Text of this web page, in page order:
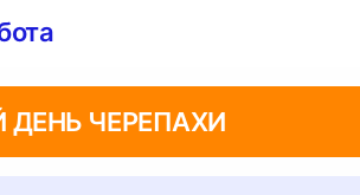
ЧЕРЕПАХИ